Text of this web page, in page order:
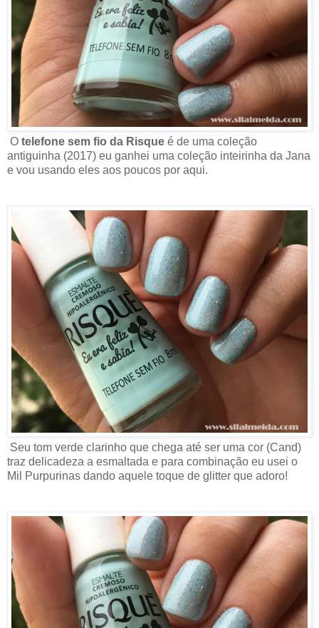
O telefone sem fio da Risque é de uma coleção
antiguinha (2017) eu ganhei uma coleção inteirinha da Jana
e vou usando eles aos poucos por aqui.
Seu tom verde clarinho que chega até ser uma cor (Cand)
traz delicadeza a esmaltada e para combinação eu usei o
Mil Purpurinas dando aquele toque de glitter que adoro!